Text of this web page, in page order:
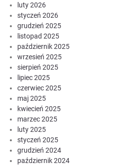
luty 2026
styczeń 2026
grudzień 2025
listopad 2025
październik 2025
wrzesień 2025
sierpień 2025
lipiec 2025
czerwiec 2025
maj 2025
kwiecień 2025
marzec 2025
luty 2025
styczeń 2025
grudzień 2024
październik 2024